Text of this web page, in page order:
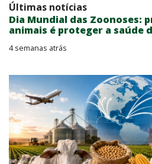
Últimas notícias
Dia Mundial das Zoonoses:
animais é proteger a saúde
4 semanas atrás